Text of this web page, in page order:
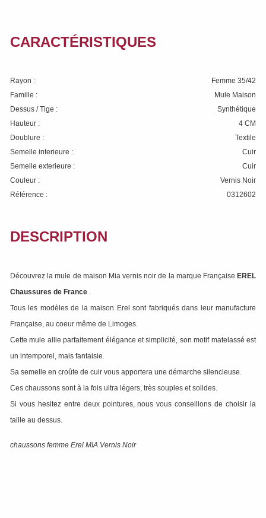
CARACTÉRISTIQUES
Rayon :
Femme 35/42
Famille :
Mule Maison
Dessus / Tige :
Synthétique
Hauteur :
4 CM
Doublure :
Textile
Semelle interieure :
Cuir
Semelle exterieure :
Cuir
Couleur :
Vernis Noir
Référence :
0312602
DESCRIPTION
Découvrez la mule de maison Mia vernis noir de la marque Française EREL
Chaussures de France .
Tous les modèles de la maison Erel sont fabriqués dans leur manufacture
Française, au coeur même de Limoges.
Cette mule allie parfaitement élégance et simplicité, son motif matelassé est
un intemporel, mais fantaisie.
Sa semelle en croûte de cuir vous apportera une démarche silencieuse.
Ces chaussons sont à la fois ultra légers, très souples et solides.
Si vous hesitez entre deux pointures, nous vous conseillons de choisir la
taille au dessus.
chaussons femme Erel MIA Vernis Noir